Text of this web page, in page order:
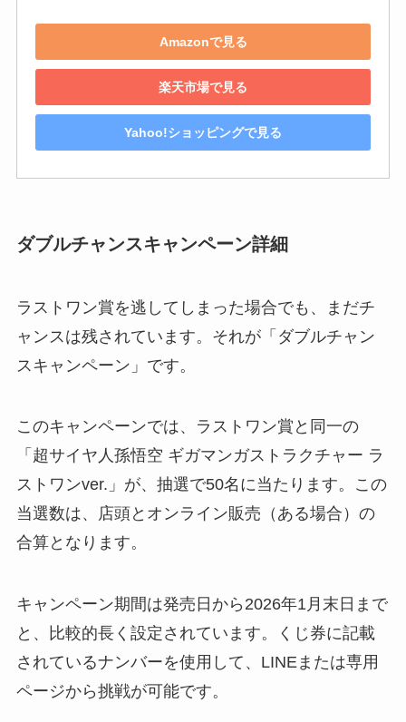
Amazonで見る
楽天市場で見る
Yahoo!ショッピングで見る
ダブルチャンスキャンペーン詳細
ラストワン賞を逃してしまった場合でも、まだチ
ャンスは残されています。それが「ダブルチャン
スキャンペーン」です。
このキャンペーンでは、ラストワン賞と同一の
「超サイヤ人孫悟空 ギガマンガストラクチャー ラ
ストワンver.」が、抽選で50名に当たります。この
当選数は、店頭とオンライン販売（ある場合）の
合算となります。
キャンペーン期間は発売日から2026年1月末日まで
と、比較的長く設定されています。くじ券に記載
されているナンバーを使用して、LINEまたは専用
ページから挑戦が可能です。